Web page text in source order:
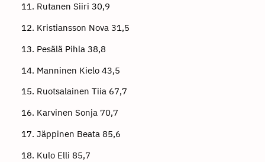
11. Rutanen Siiri 30,9
12. Kristiansson Nova 31,5
13. Pesälä Pihla 38,8
14. Manninen Kielo 43,5
15. Ruotsalainen Tiia 67,7
16. Karvinen Sonja 70,7
17. Jäppinen Beata 85,6
18. Kulo Elli 85,7